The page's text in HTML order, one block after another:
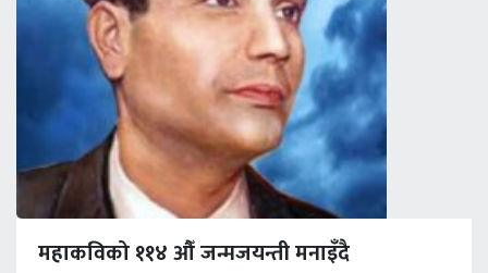
महाकविको ११४ औँ जन्मजयन्ती मनाइँदै